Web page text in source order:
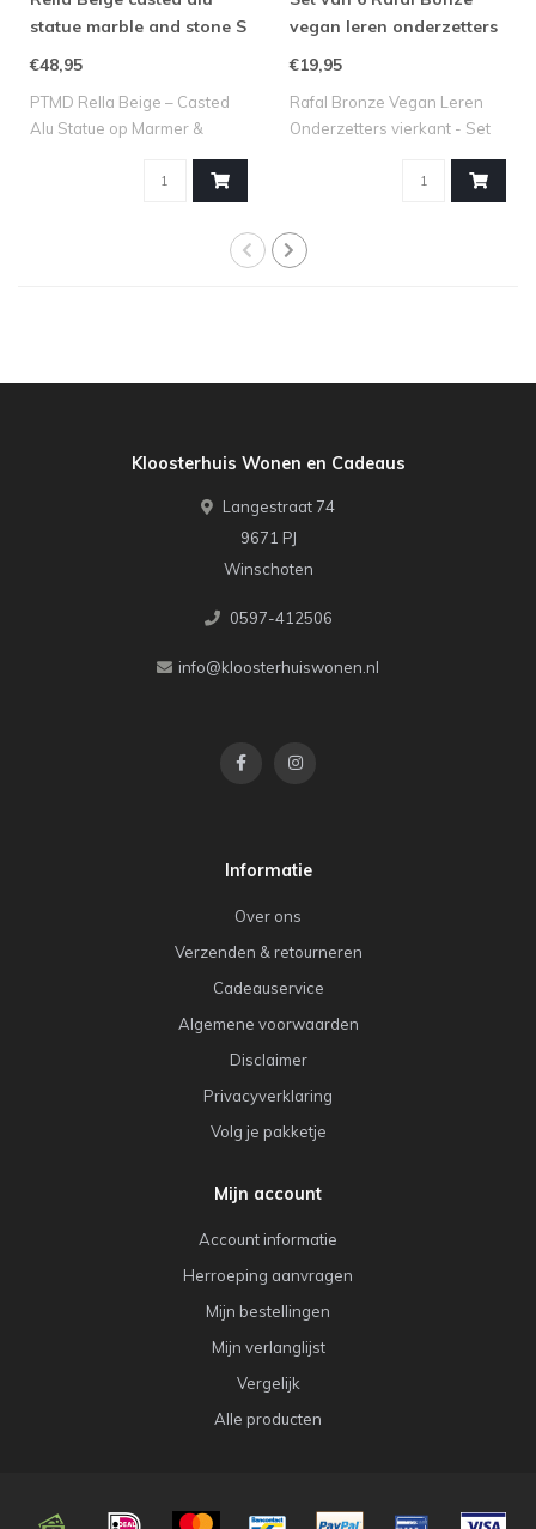
statue marble and stone S
€48,95
PTMD Rella Beige – Casted
Alu Statue op Marmer &
vegan leren onderzetters
€19,95
Rafal Bronze Vegan Leren
Onderzetters vierkant - Set
Kloosterhuis Wonen en Cadeaus
Langestraat 74
9671 PJ
Winschoten
0597-412506
info@kloosterhuiswonen.nl
Informatie
Over ons
Verzenden & retourneren
Cadeauservice
Algemene voorwaarden
Disclaimer
Privacyverklaring
Volg je pakketje
Mijn account
Account informatie
Herroeping aanvragen
Mijn bestellingen
Mijn verlanglijst
Vergelijk
Alle producten